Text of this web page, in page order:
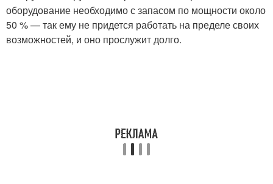
оборудование необходимо с запасом по мощности около
50 % — так ему не придется работать на пределе своих
возможностей, и оно прослужит долго.